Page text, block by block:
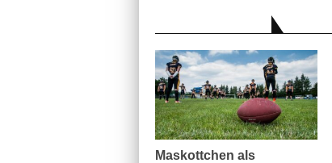
Maskottchen als